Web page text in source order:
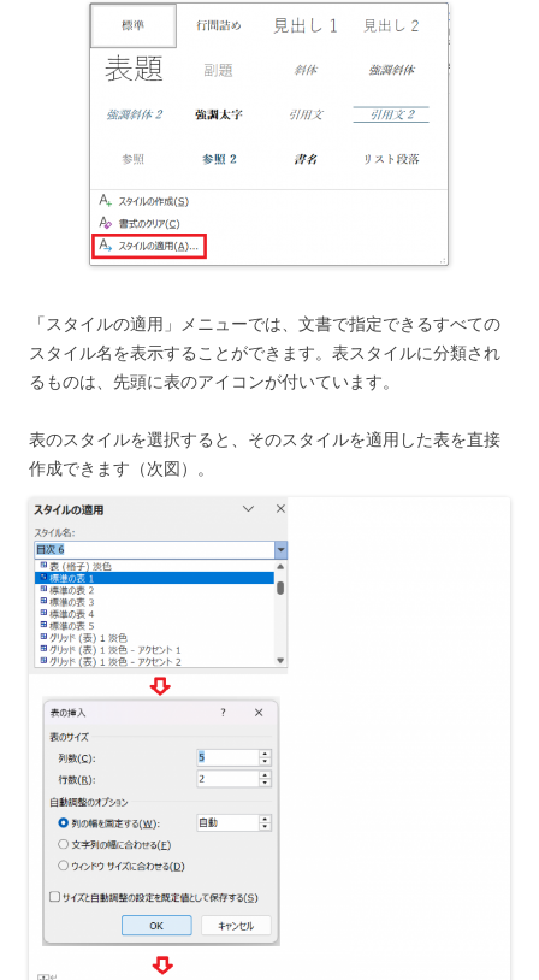
「スタイルの適用」メニューでは、文書で指定できるすべての
スタイル名を表示することができます。表スタイルに分類され
るものは、先頭に表のアイコンが付いています。
表のスタイルを選択すると、そのスタイルを適用した表を直接
作成できます（次図）。